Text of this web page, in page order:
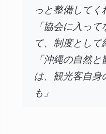
っと整備してく
「協会に入っ
て、制度として
「沖縄の自然
は、観光客自身
も」